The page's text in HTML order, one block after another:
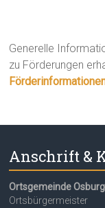
Generelle
zu Förderungen
Anschrift &
Ortsgemeinde Osburg
Ortsbürgermeister